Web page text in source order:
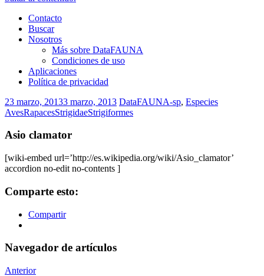
Contacto
Buscar
Nosotros
Más sobre DataFAUNA
Condiciones de uso
Aplicaciones
Política de privacidad
23 marzo, 20133 marzo, 2013 DataFAUNA-sp, Especies
AvesRapacesStrigidaeStrigiformes
Asio clamator
[wiki-embed url=’http://es.wikipedia.org/wiki/Asio_clamator’
accordion no-edit no-contents ]
Comparte esto:
Compartir
Navegador de artículos
Anterior